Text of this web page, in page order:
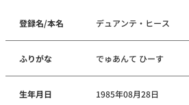
登録名/本名 デュアンテ・ヒース
ふりがな でゅあんて ひーす
生年月日 1985年08月28日